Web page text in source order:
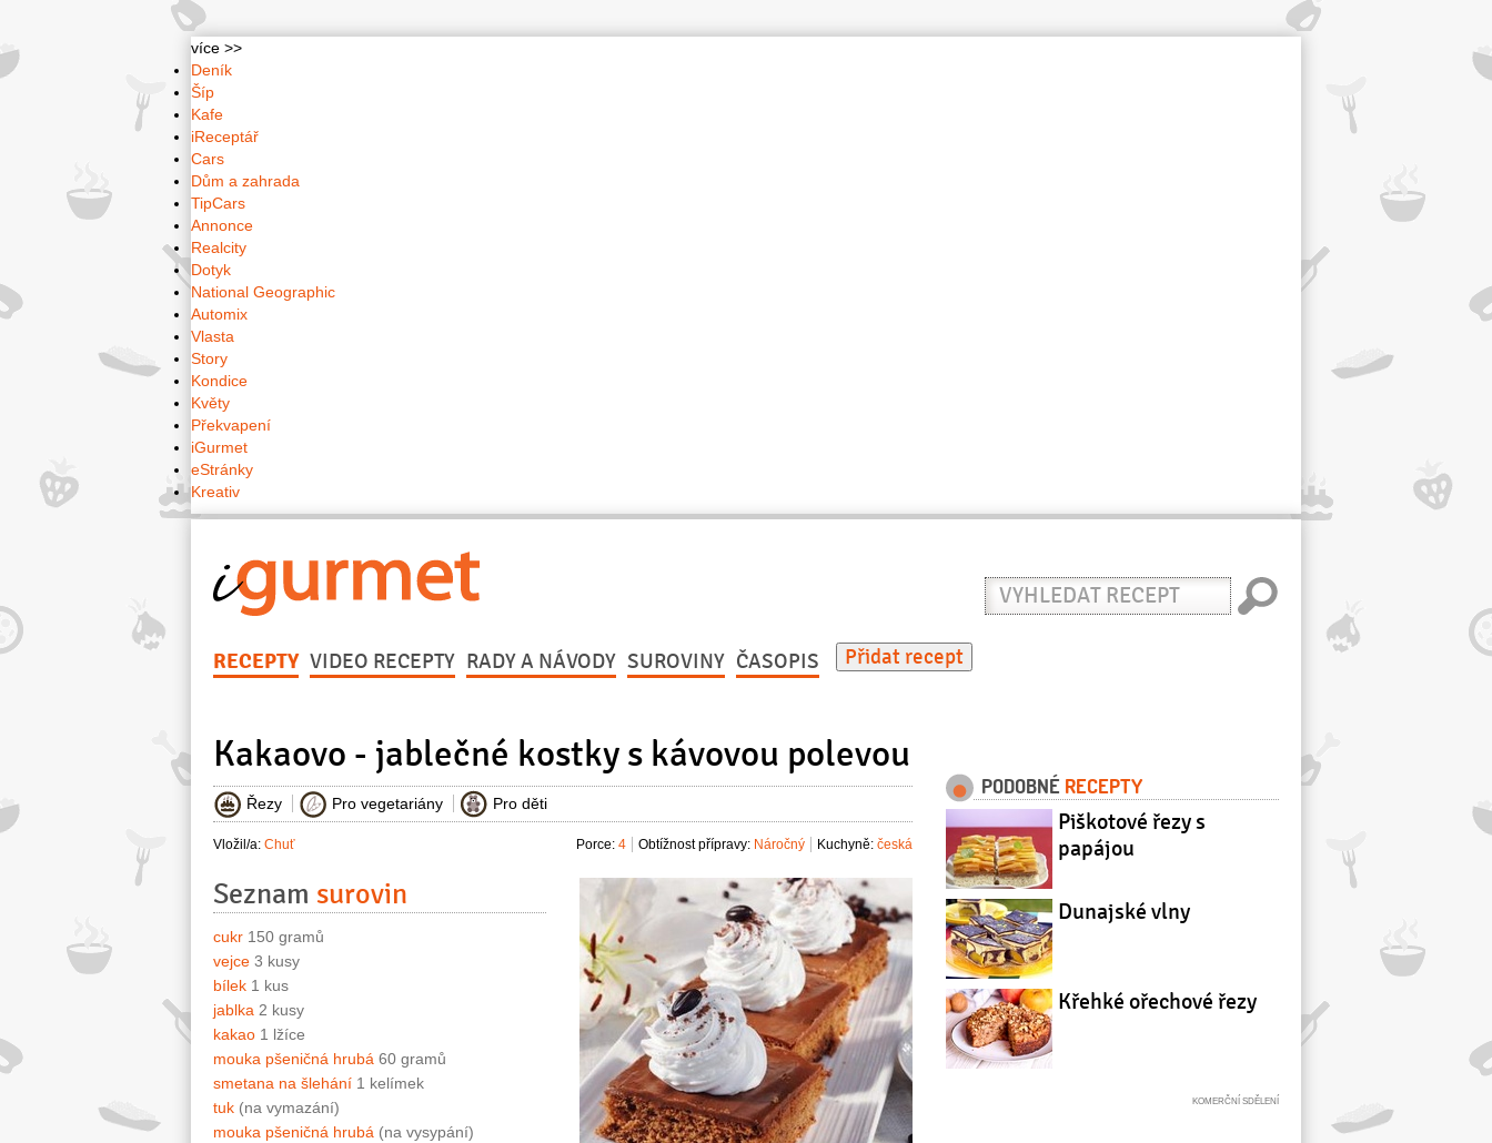
více >>
Deník
Šíp
Kafe
iReceptář
Cars
Dům a zahrada
TipCars
Annonce
Realcity
Dotyk
National Geographic
Automix
Vlasta
Story
Kondice
Květy
Překvapení
iGurmet
eStránky
Kreativ
Vyhledat
recept
RECEPTY VIDEO RECEPTY RADY A NÁVODY SUROVINY ČASOPIS Přidat recept
Kakaovo - jablečné kostky s kávovou polevou
Řezy Pro vegetariány Pro děti
Vložil/a: Chuť Kuchyně: česká
Obtížnost přípravy: Náročný
Porce: 4
Seznam surovin
cukr 150 gramů
vejce 3 kusy
bílek 1 kus
jablka 2 kusy
kakao 1 lžíce
mouka pšeničná hrubá 60 gramů
smetana na šlehání 1 kelímek
tuk (na vymazání)
mouka pšeničná hrubá (na vysypání)
PODOBNÉ RECEPTY
Piškotové řezy s
papájou
Dunajské vlny
Křehké ořechové řezy